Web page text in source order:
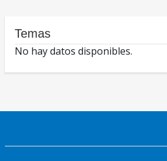
Temas
No hay datos disponibles.